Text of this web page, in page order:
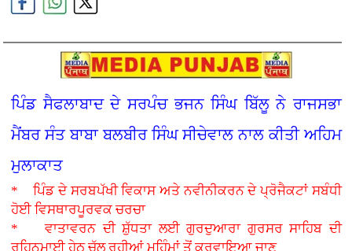
ਪਿੰਡ ਸੈਫਲਾਬਾਦ ਦੇ ਸਰਪੰਚ ਭਜਨ ਸਿੰਘ ਬਿੱਲੂ ਨੇ ਰਾਜਸਭਾ
ਮੈਂਬਰ ਸੰਤ ਬਾਬਾ ਬਲਬੀਰ ਸਿੰਘ ਸੀਚੇਵਾਲ ਨਾਲ ਕੀਤੀ ਅਹਿਮ
ਮੁਲਾਕਾਤ
* ਪਿੰਡ ਦੇ ਸਰਬਪੱਖੀ ਵਿਕਾਸ ਅਤੇ ਨਵੀਨੀਕਰਨ ਦੇ ਪ੍ਰੋਜੈਕਟਾਂ ਸਬੰਧੀ
ਹੋਈ ਵਿਸਥਾਰਪੂਰਵਕ ਚਰਚਾ
* ਵਾਤਾਵਰਨ ਦੀ ਸ਼ੁੱਧਤਾ ਲਈ ਗੁਰਦੁਆਰਾ ਗੁਰਸਰ ਸਾਹਿਬ ਦੀ
ਰਹਿਨੁਮਾਈ ਹੇਠ ਚੱਲ ਰਹੀਆਂ ਮੁਹਿੰਮਾਂ ਤੋਂ ਕਰਵਾਇਆ ਜਾਣੂ